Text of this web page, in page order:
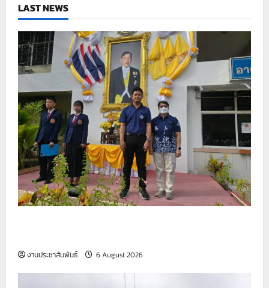
Skill
/
Re-
Skill)
แผนก
วิชา
ช่าง
ยนต์
เสริม
สมรรถนะ
ผู้
เรียน
สู่
กำลัง
คน
คุณภาพ
รองรับ
อุตสาหกรรม
ยุค
ใหม่
LAST NEWS
งานประชาสัมพันธ์ 6 August 2026